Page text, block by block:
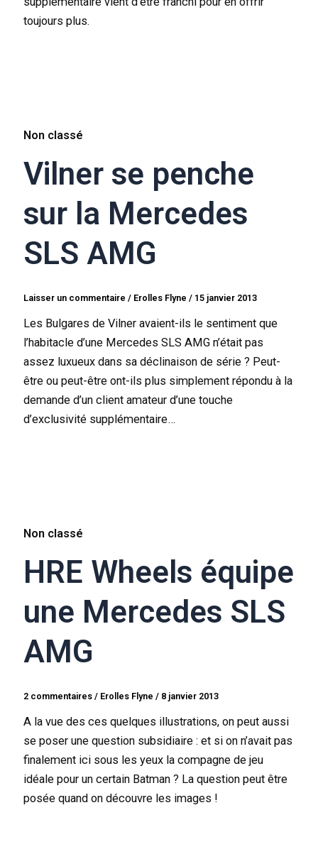
toujours plus.
Non classé
Vilner se penche
sur la Mercedes
SLS AMG
Laisser un commentaire / Erolles Flyne/ 15 janvier 2013
Les Bulgares de Vilner avaient-ils le sentiment que
l’habitacle d’une Mercedes SLS AMG n’était pas
assez luxueux dans sa déclinaison de série ? Peut-
être ou peut-être ont-ils plus simplement répondu à la
demande d’un client amateur d’une touche
d’exclusivité supplémentaire…
Non classé
HRE Wheels équipe
une Mercedes SLS
AMG
2 commentaires / Erolles Flyne/ 8 janvier 2013
A la vue des ces quelques illustrations, on peut aussi
se poser une question subsidiaire : et si on n’avait pas
finalement ici sous les yeux la compagne de jeu
idéale pour un certain Batman ? La question peut être
posée quand on découvre les images !